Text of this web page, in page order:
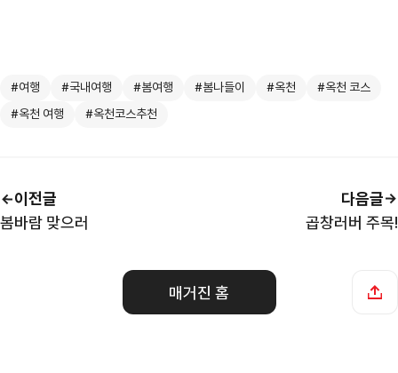
#여행 #국내여행 #봄여행 #봄나들이 #옥천
#옥천 코스
#옥천 여행
#옥천코스추천
이전글
봄바람 맞으러
곱창러버 주목!
다음글
매거진 홈